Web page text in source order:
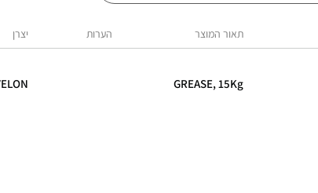
תאור המוצר הערות יצרן
GREASE, 15Kg